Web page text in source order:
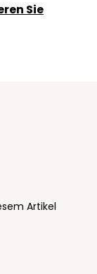
Sie
Artikel